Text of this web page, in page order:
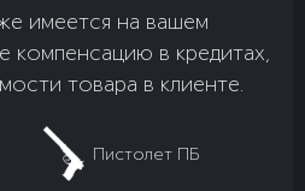
имеется на вашем
компенсацию в кредитах,
товара в клиенте.
Пистолет ПБ